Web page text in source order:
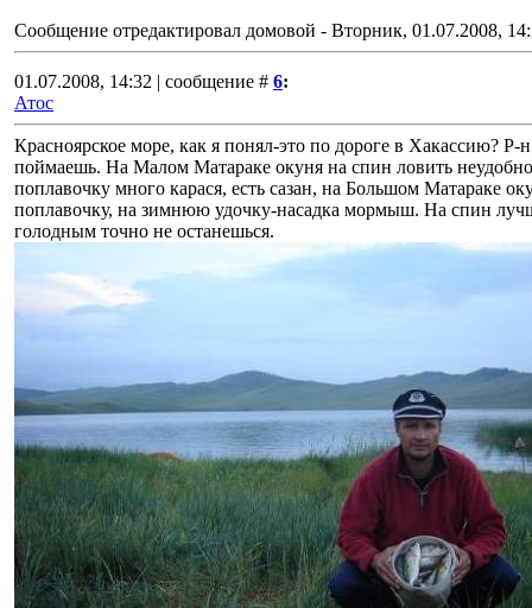
Сообщение отредактировал домовой - Вторник, 01.07.2008,
01.07.2008, 14:32 | сообщение # 6:
Атос
Красноярское море, как я понял-это по дороге в Хакассию?
поймаешь. На Малом Матараке окуня на спин ловить
поплавочку много карася, есть сазан, на Большом Матараке
поплавочку, на зимнюю удочку-насадка мормыш. На спин
голодным точно не останешься.